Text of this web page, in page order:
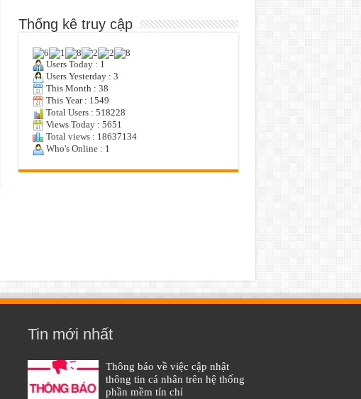
Thống kê truy cập
Users Today : 1
Users Yesterday : 3
This Month : 38
This Year : 1549
Total Users : 518228
Views Today : 5651
Total views : 18637134
Who's Online : 1
Tin mới nhất
Thông báo về việc cập nhật
thông tin cá nhân trên hệ thống
phần mềm tín chỉ